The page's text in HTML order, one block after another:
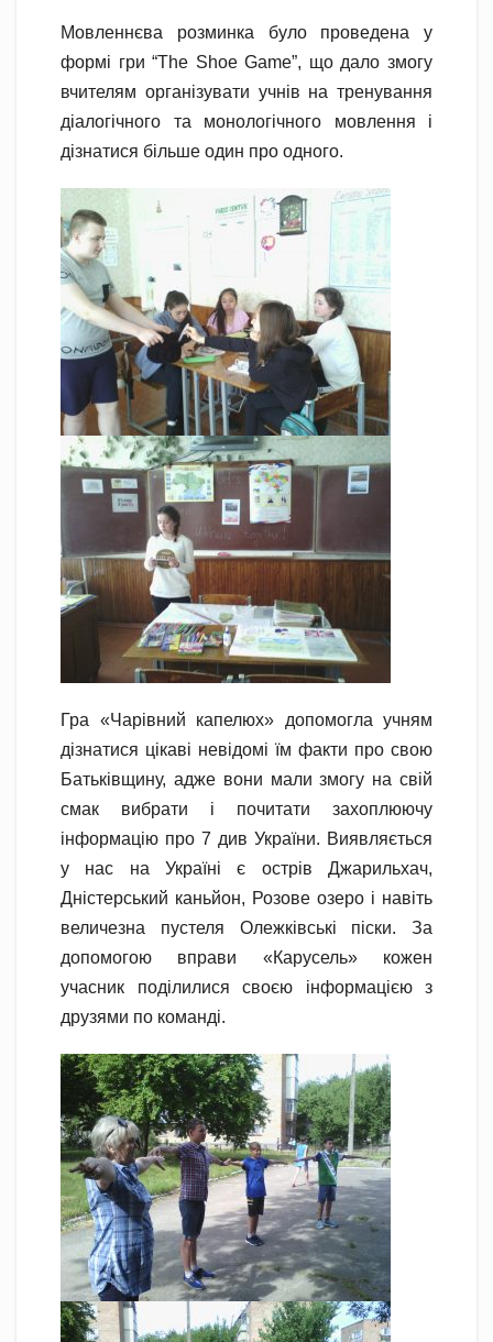
Мовленнєва розминка було проведена у
формі гри “The Shoe Game”, що дало змогу
вчителям організувати учнів на тренування
діалогічного та монологічного мовлення і
дізнатися більше один про одного.
Гра «Чарівний капелюх» допомогла учням
дізнатися цікаві невідомі їм факти про свою
Батьківщину, адже вони мали змогу на свій
смак вибрати і почитати захоплюючу
інформацію про 7 див України. Виявляється
у нас на Україні є острів Джарильхач,
Дністерський каньйон, Розове озеро і навіть
величезна пустеля Олежківські піски. За
допомогою вправи «Карусель» кожен
учасник поділилися своєю інформацією з
друзями по команді.